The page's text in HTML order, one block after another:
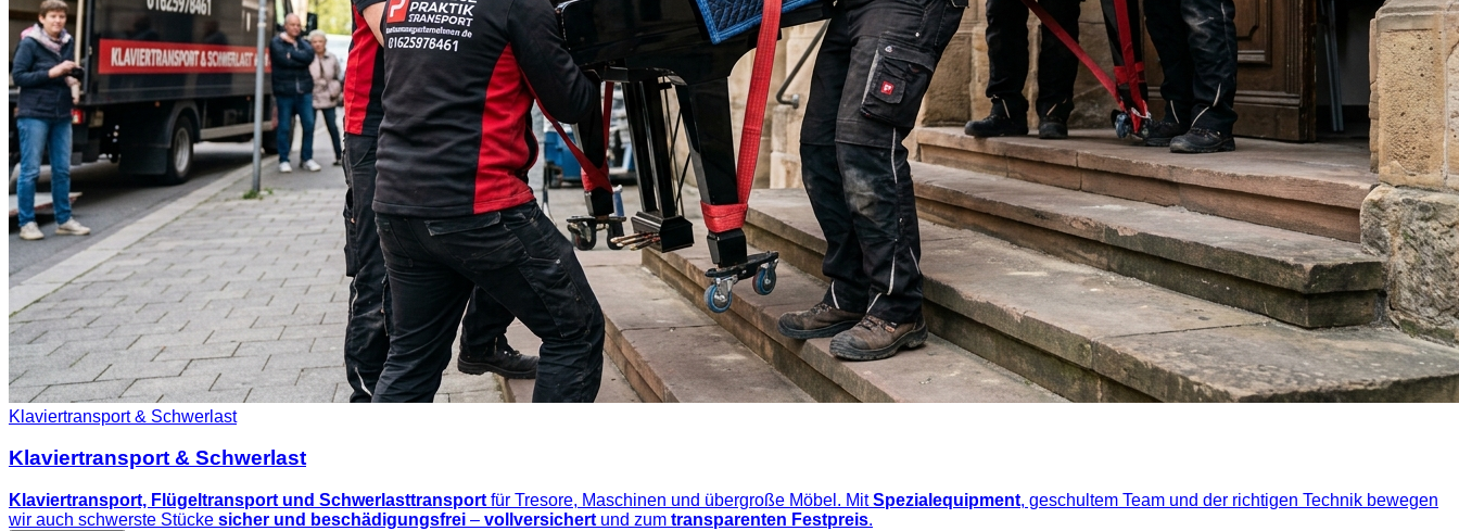
Klaviertransport & Schwerlast
Klaviertransport & Schwerlast
Klaviertransport, Flügeltransport und Schwerlasttransport für Tresore, Maschinen und übergroße Möbel. MitSpezialequipment, geschultem Team und der richtigen Technik bewegen
wir auch schwerste Stücke sicher und beschädigungsfrei – vollversichert und zum transparenten Festpreis.